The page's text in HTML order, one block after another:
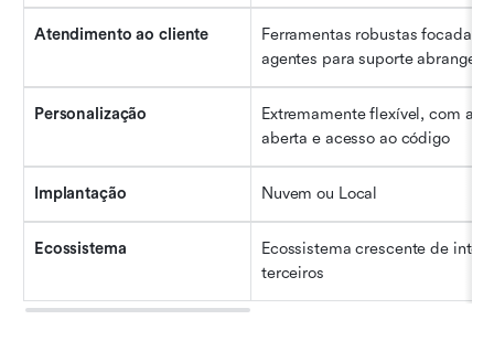
Atendimento ao cliente
Ferramentas robustas focadas
agentes para suporte
Personalização
Extremamente flexível, com
aberta e acesso ao código
Implantação Nuvem ou Local
Ecossistema
Ecossistema crescente de
terceiros